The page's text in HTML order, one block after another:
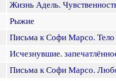
Жизнь Адель.
Рыжие
Письма к Софи Марсо. Тело
Исчезнувшие.
Письма к Софи Марсо.